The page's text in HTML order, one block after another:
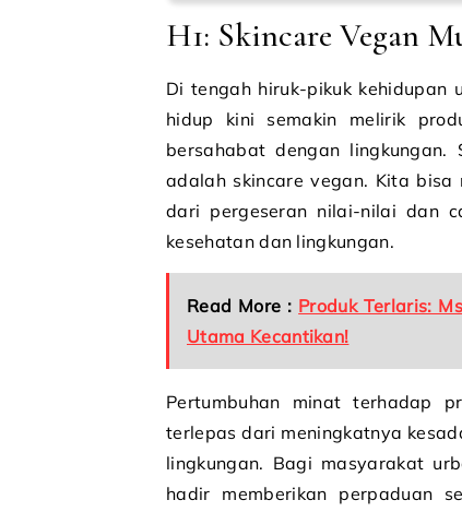
H1: Skincare Vegan
Di tengah hiruk-pikuk
hidup kini semakin melirik
bersahabat dengan
adalah skincare vegan. Kita
dari pergeseran nilai-nilai dan
kesehatan dan lingkungan.
Read More : Produk Terlaris:
Utama Kecantikan!
Pertumbuhan minat terhadap
terlepas dari meningkatnya
lingkungan. Bagi masyarakat
hadir memberikan perpaduan